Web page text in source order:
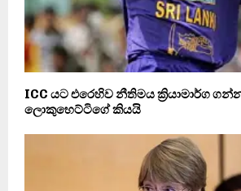
ICC යට එරෙහිව නීතිමය ක්‍රියාමාර්ග
ලොකුහෙට්ටිගේ කියයි